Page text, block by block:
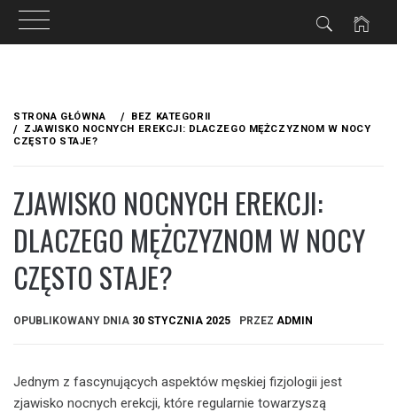
treści
STRONA GŁÓWNA
BEZ KATEGORII
ZJAWISKO NOCNYCH EREKCJI: DLACZEGO MĘŻCZYZNOM W NOCY
CZĘSTO STAJE?
ZJAWISKO NOCNYCH EREKCJI:
DLACZEGO MĘŻCZYZNOM W NOCY
CZĘSTO STAJE?
OPUBLIKOWANY DNIA 30 STYCZNIA 2025 PRZEZ ADMIN
Jednym z fascynujących aspektów męskiej fizjologii jest
zjawisko nocnych erekcji, które regularnie towarzyszą